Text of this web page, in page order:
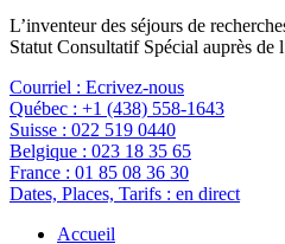
L’inventeur des séjours de
Statut Consultatif Spécial auprès
Courriel : Ecrivez-nous
Québec : +1 (438) 558-1643
Suisse : 022 519 0440
Belgique : 023 18 35 65
France : 01 85 08 36 30
Dates, Places, Tarifs : en direct
Accueil